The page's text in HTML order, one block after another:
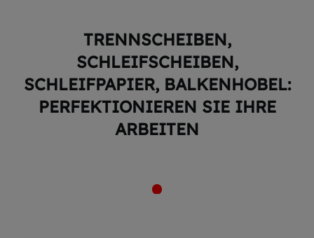
TRENNSCHEIBEN,
SCHLEIFSCHEIBEN,
SCHLEIFPAPIER, BALKENHOBEL:
PERFEKTIONIEREN SIE IHRE
ARBEITEN